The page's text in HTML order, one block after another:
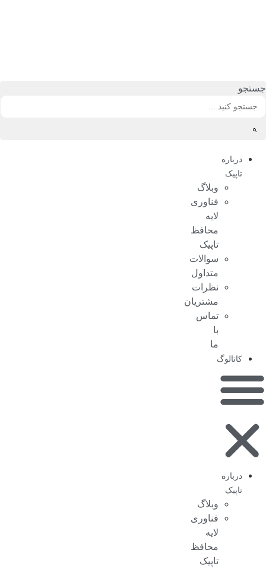
جستجو
درباره
تاپیک
وبلاگ
فناوری
لایه
محافظ
تاپیک
سوالات
متداول
نظرات
مشتریان
تماس
با
ما
کاتالوگ
درباره
تاپیک
وبلاگ
فناوری
لایه
محافظ
تاپیک